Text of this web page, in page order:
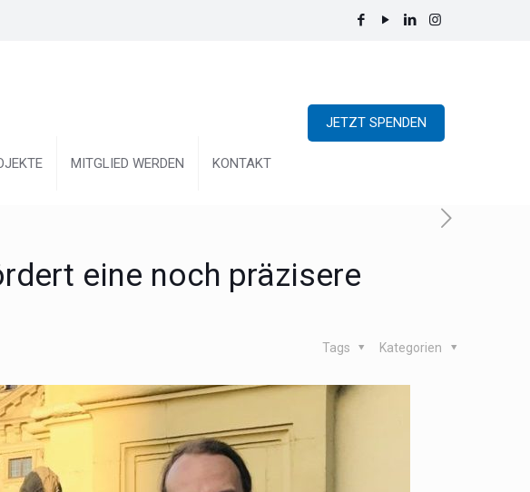
MITGLIED WERDEN KONTAKT
JETZT SPENDEN
eine noch präzisere
Kategorien
Tags